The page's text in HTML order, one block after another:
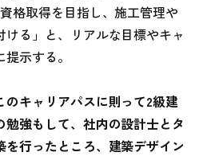
格取得を目指し、施工管理や
る」と、リアルな目標やキャ
示する。
のキャリアパスに則って2級建
強もして、社内の設計士とタ
を行ったところ、建築デザイン